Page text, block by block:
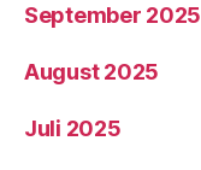
September 2025
August 2025
Juli 2025